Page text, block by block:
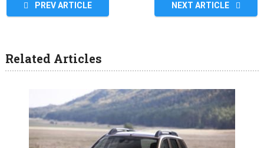
PREV ARTICLE NEXT ARTICLE
Related Articles